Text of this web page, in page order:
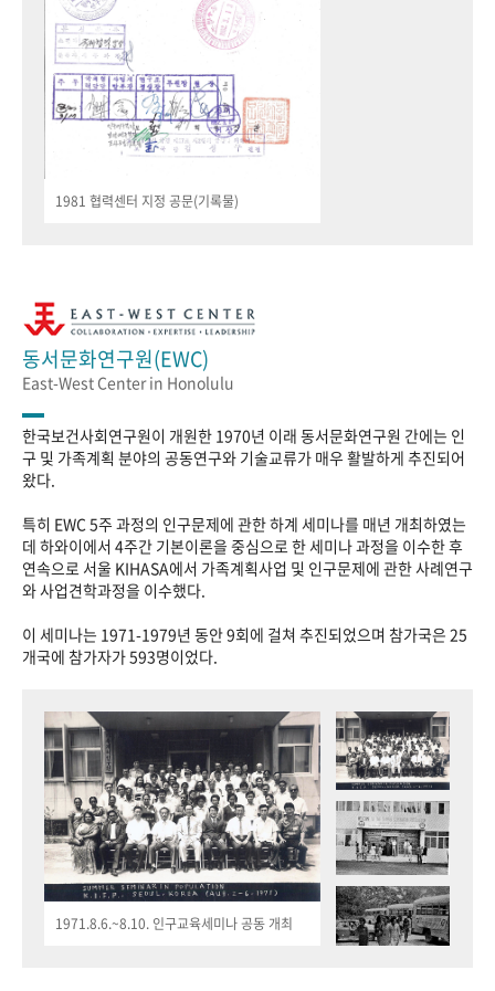
1981 협력센터 지정 공문(기록물)
동서문화연구원(EWC)
East-West Center in Honolulu
한국보건사회연구원이 개원한 1970년 이래 동서문화연구원 간에는 인
구 및 가족계획 분야의 공동연구와 기술교류가 매우 활발하게 추진되어
왔다.
특히 EWC 5주 과정의 인구문제에 관한 하계 세미나를 매년 개최하였는
데 하와이에서 4주간 기본이론을 중심으로 한 세미나 과정을 이수한 후
연속으로 서울 KIHASA에서 가족계획사업 및 인구문제에 관한 사례연구
와 사업견학과정을 이수했다.
이 세미나는 1971-1979년 동안 9회에 걸쳐 추진되었으며 참가국은 25
개국에 참가자가 593명이었다.
1971.8.6.~8.10. 인구교육세미나 공동 개최